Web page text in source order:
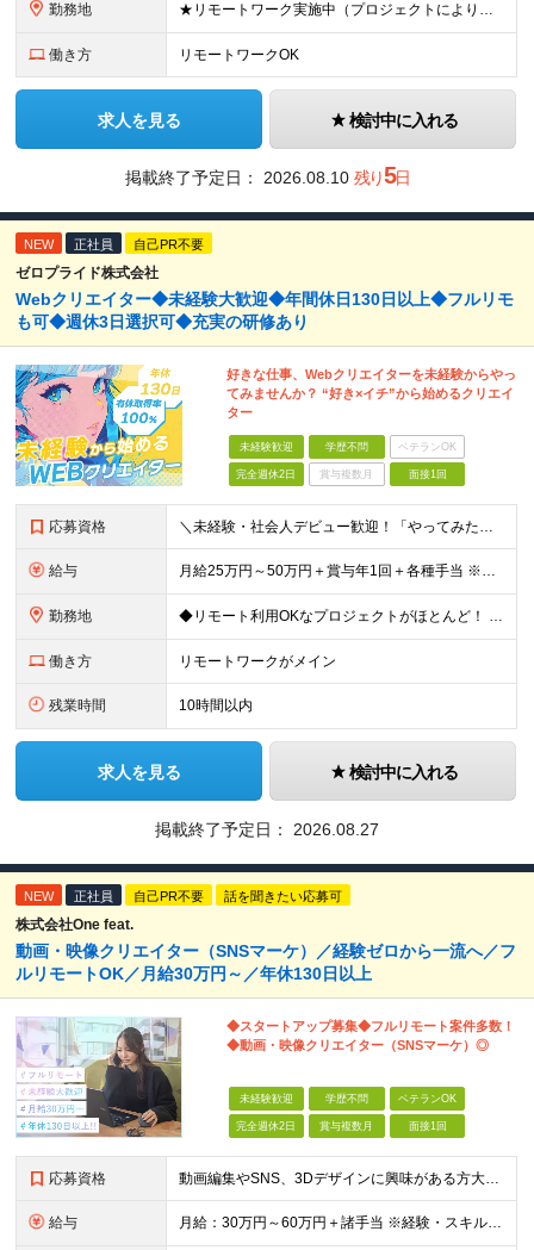
勤務地 ★リモートワーク実施中（プロジェクトによりフルリモートもあり） ★配属先は希望を最⼤限考慮
働き方 リモートワークOK
求人を見る 検討中に入れる
掲載終了予定日： 2026.08.10 残り5日
NEW 正社員 自己PR不要
ゼロプライド株式会社
Webクリエイター◆未経験大歓迎◆年間休日130日以上◆フルリモ
も可◆週休3日選択可◆充実の研修あり
好きな仕事、Webクリエイターを未経験からやっ
てみませんか？ “好き×イチ”から始めるクリエイ
ター
未経験歓迎 学歴不問 ベテランOK
完全週休2日 賞与複数月 面接1回
応募資格 ＼未経験・社会人デビュー歓迎！「やってみたい」が志望動機でもOK／ ◆学歴不問 ◎意欲・人柄重視の採用です！ ◎応募にあたって必須の条件はありません！ ┗社会人経験がない ┗ブランクがある という方
給与 月給25万円～50万円＋賞与年1回＋各種手当 ※経験・能力などを考慮の上、決定いたします ※月給には固定残業代（月1万5691円/9時間分）を含みます ┗超過分は別途支給 ┗残業が0時間の場合も全額
勤務地 ◆リモート利用OKなプロジェクトがほとんど！ ◆フルリモート（完全在宅）OKなプロジェクトも！ ◆週休3日の案件もあり！ ☆★全国で採用中★☆ 本社（東京都港区）または 全国47都道府県の プロジェ
働き方 リモートワークがメイン
残業時間 10時間以内
求人を見る 検討中に入れる
掲載終了予定日： 2026.08.27
NEW 正社員 自己PR不要 話を聞きたい応募可
株式会社One feat.
動画・映像クリエイター（SNSマーケ）／経験ゼロから一流へ／フ
ルリモートOK／月給30万円～／年休130日以上
◆スタートアップ募集◆フルリモート案件多数！
◆動画・映像クリエイター（SNSマーケ）◎
未経験歓迎 学歴不問 ベテランOK
完全週休2日 賞与複数月 面接1回
応募資格 動画編集やSNS、3Dデザインに興味がある方大歓迎！ ―★ 未経験者大歓迎！学歴・経験不問/第二新卒歓迎/WEB面接可能！ ★― 「パソコンの電源ってどうやって入れるの？」 「ワードもエクセルも使
給与 月給：30万円～60万円＋諸手当 ※経験・スキルを考慮して決定します。 試用期間中： 一都三県：月給21万円以上 ※試用期間：6ヶ月～ ※試用期間中は、契約社員となります。